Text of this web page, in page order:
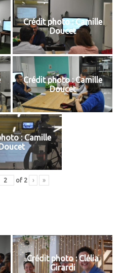
Crédit photo : Camille
Doucet
Crédit photo : Camille
Doucet
: Camille
of 2 › »
Crédit photo : Clélia
Girardi